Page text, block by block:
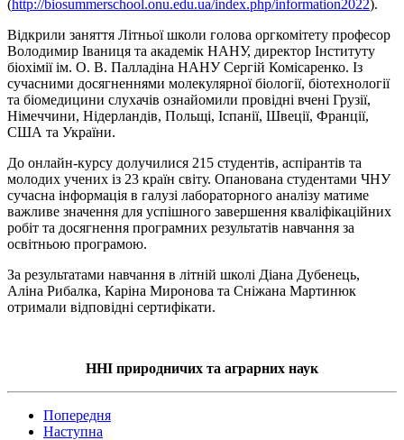
(http://biosummerschool.onu.edu.ua/index.php/information2022).
Відкрили заняття Літньої школи голова оргкомітету професор
Володимир Іваниця та академік НАНУ, директор Інституту
біохімії ім. О. В. Палладіна НАНУ Сергій Комісаренко. Із
сучасними досягненнями молекулярної біології, біотехнології
та біомедицини слухачів ознайомили провідні вчені Грузії,
Німеччини, Нідерландів, Польщі, Іспанії, Швеції, Франції,
США та України.
До онлайн-курсу долучилися 215 студентів, аспірантів та
молодих учених із 23 країн світу. Опанована студентами ЧНУ
сучасна інформація в галузі лабораторного аналізу матиме
важливе значення для успішного завершення кваліфікаційних
робіт та досягнення програмних результатів навчання за
освітньою програмою.
За результатами навчання в літній школі Діана Дубенець,
Аліна Рибалка, Каріна Миронова та Сніжана Мартинюк
отримали відповідні сертифікати.
ННІ природничих та аграрних наук
Попередня
Наступна